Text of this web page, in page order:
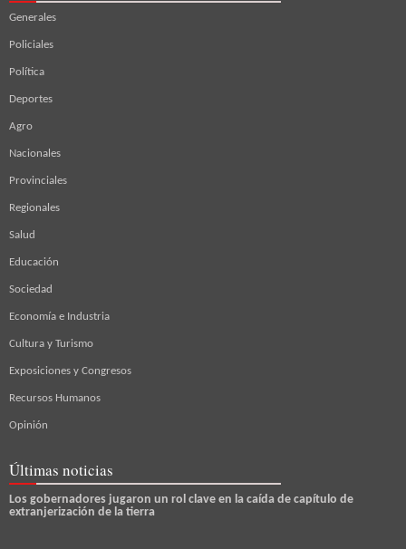
Generales
Policiales
Política
Deportes
Agro
Nacionales
Provinciales
Regionales
Salud
Educación
Sociedad
Economía e Industria
Cultura y Turismo
Exposiciones y Congresos
Recursos Humanos
Opinión
Últimas noticias
Los gobernadores jugaron un rol clave en la caída de capítulo de
extranjerización de la tierra